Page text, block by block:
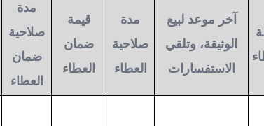
آخر موعد لبيع
الوثيقة، وتلقي
الاستفسارات
مدة
صلاحية
العطاء
قيمة
ضمان
العطاء
مدة
صلاحية
ضمان
العطاء